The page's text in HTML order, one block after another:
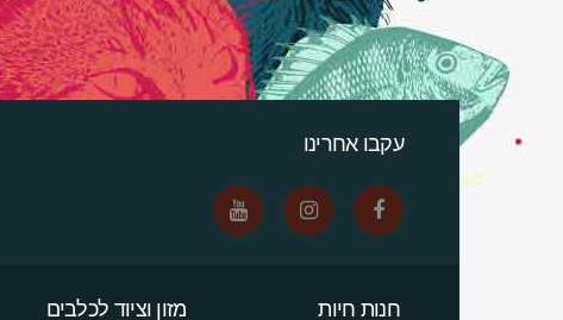
עקבו אחרינו
חנות חיות מזון וציוד לכלבים